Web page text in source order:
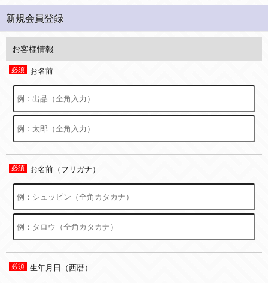
新規会員登録
お客様情報
お名前
お名前（フリガナ）
生年月日（西暦）